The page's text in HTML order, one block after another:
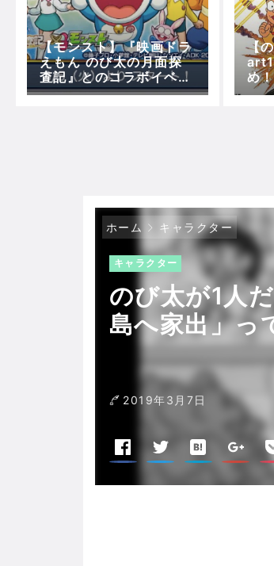
【モンスト】『映画ドラ
えもん のび太の月面探
査記』とのコラボイベン
トが3/5（火）より期間
【
め
の
ホーム キャラクター
キャラクター
のび太が1人
島へ家出」っ
2019年3月7日